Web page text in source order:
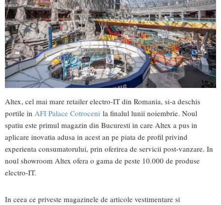
Altex, cel mai mare retailer electro-IT din Romania, si-a deschis
portile in AFI Palace Cotroceni la finalul lunii noiembrie. Noul
spatiu este primul magazin din Bucuresti in care Altex a pus in
aplicare inovatia adusa in acest an pe piata de profil privind
experienta consumatorului, prin oferirea de servicii post-vanzare. In
noul showroom Altex ofera o gama de peste 10.000 de produse
electro-IT.
In ceea ce priveste magazinele de articole vestimentare si